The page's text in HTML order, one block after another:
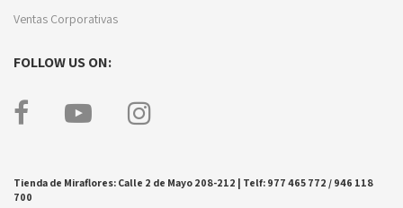
Ventas Corporativas
FOLLOW US ON:
Tienda de Miraflores: Calle 2 de Mayo 208-212 | Telf: 977 465 772 / 946 118
700